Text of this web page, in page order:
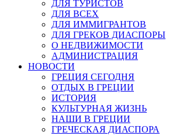
ДЛЯ ТУРИСТОВ
ДЛЯ ВСЕХ
ДЛЯ ИММИГРАНТОВ
ДЛЯ ГРЕКОВ ДИАСПОРЫ
О НЕДВИЖИМОСТИ
АДМИНИСТРАЦИЯ
НОВОСТИ
ГРЕЦИЯ СЕГОДНЯ
ОТДЫХ В ГРЕЦИИ
ИСТОРИЯ
КУЛЬТУРНАЯ ЖИЗНЬ
НАШИ В ГРЕЦИИ
ГРЕЧЕСКАЯ ДИАСПОРА